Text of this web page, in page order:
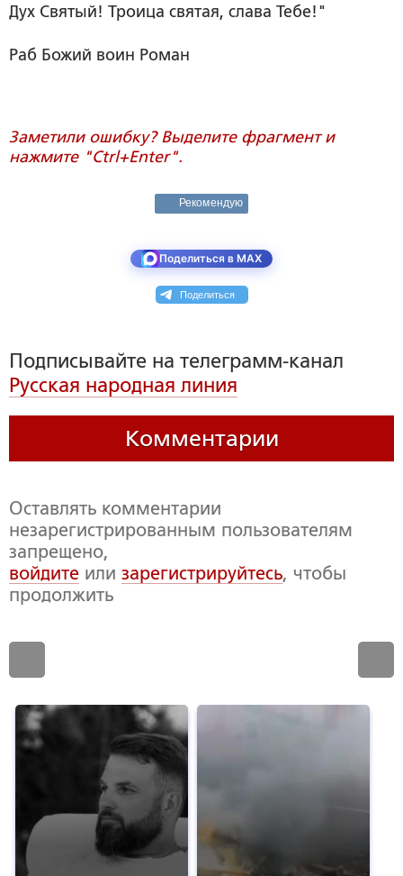
Дух Святый! Троица святая, слава Тебе!"
Раб Божий воин Роман
Заметили ошибку? Выделите фрагмент и
нажмите "Ctrl+Enter".
Рекомендую
Поделиться в MAX
Поделиться
Подписывайте на телеграмм-канал
Русская народная линия
Комментарии
Оставлять комментарии
незарегистрированным пользователям
запрещено,
войдите или зарегистрируйтесь, чтобы
продолжить